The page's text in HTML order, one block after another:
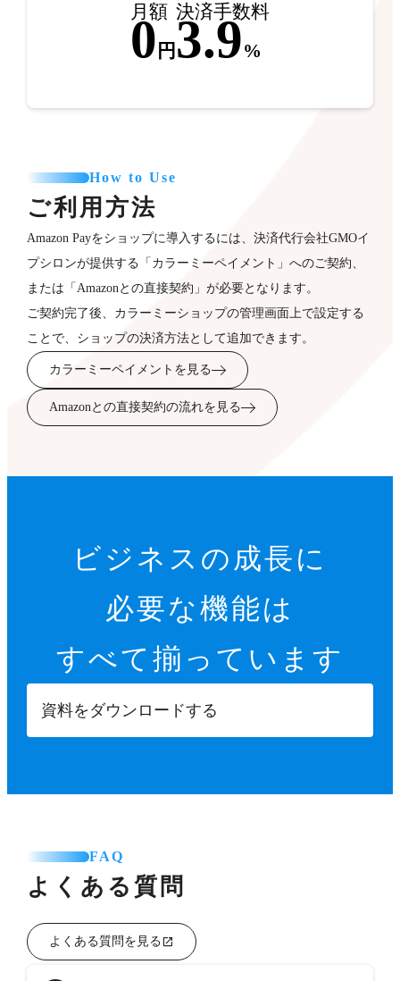
月額
0円
決済手数料
3.9%
How to Use
ご利用方法
Amazon Payをショップに導入するには、決済代行会社GMOイ
プシロンが提供する「カラーミーペイメント」へのご契約、
または「Amazonとの直接契約」が必要となります。
ご契約完了後、カラーミーショップの管理画面上で設定する
ことで、ショップの決済方法として追加できます。
カラーミーペイメントを見る
Amazonとの直接契約の流れを見る
ビジネスの成長に
必要な機能は
すべて揃っています
資料をダウンロードする
FAQ
よくある質問
よくある質問を見る